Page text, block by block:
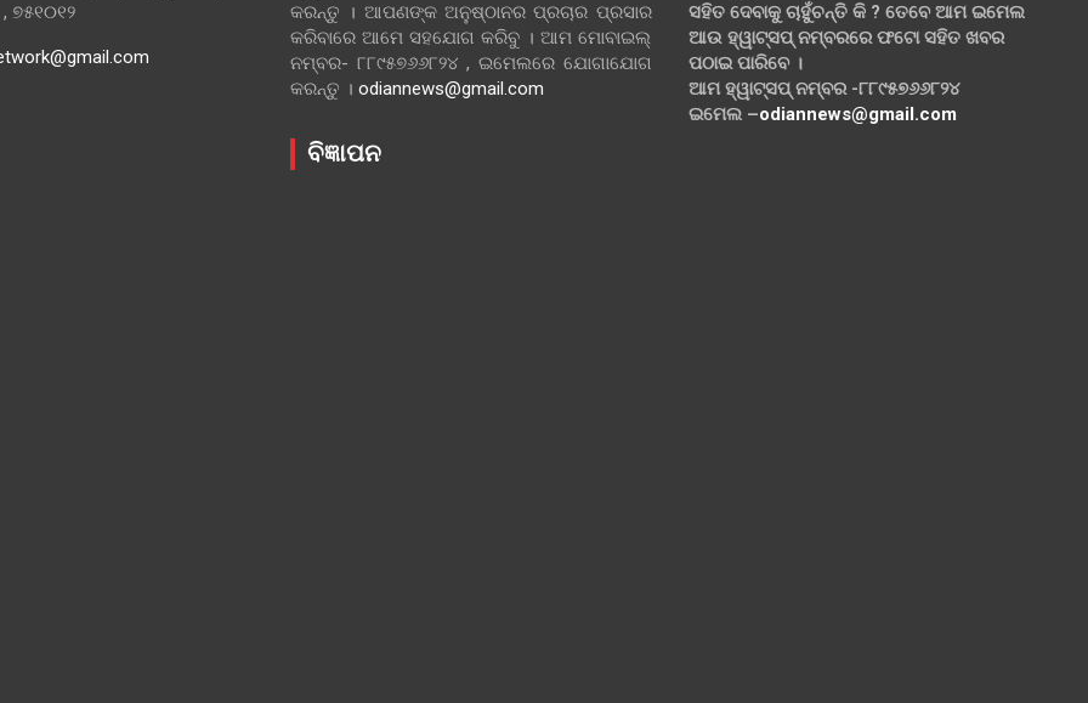
, ୭୫୧୦୧୨
କରନ୍ତୁ । ଆପଣଙ୍କ ଅନୁଷ୍ଠାନର ପ୍ରଚାର ପ୍ରସାର
କରିବାରେ ଆମେ ସହଯୋଗ କରିବୁ । ଆମ ମୋବାଇଲ୍
ନମ୍ବର- ୮୮୯୫୭୬୬୮୨୪ , ଇମେଲରେ ଯୋଗାଯୋଗ
କରନ୍ତୁ । odiannews@gmail.com
ବିଜ୍ଞାପନ
ସହିତ ଦେବାକୁ ଚାହୁଁଚନ୍ତି କି ? ତେବେ ଆମ ଇମେଲ
ଆଉ ହ୍ୱାଟ୍‌ସପ୍ ନମ୍ବରରେ ଫଟୋ ସହିତ ଖବର
ପଠାଇ ପାରିବେ ।
ଆମ ହ୍ୱାଟ୍‌ସପ୍ ନମ୍ବର -୮୮୯୫୭୬୬୮୨୪
ଇମେଲ –odiannews@gmail.com